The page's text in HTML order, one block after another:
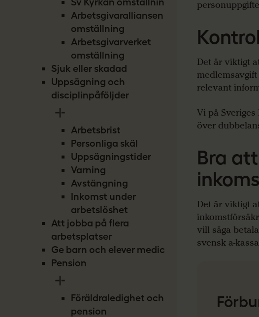
Arbetsgivaralliansen
omställning
Arbetsgivarverket
omställning
Sjuk eller skadad
Uppsägning och
disciplinpåföljder
Arbetsbrist
Personliga skäl
Uppsägningstider
Varning
Avstängning
Inkomst under
arbetslöshet
Att jobba på flera
arbetsplatser
Ge barn och elever medicin
Pension
Föräldraledighet och
pension
Det är viktigt
relevant
Vi på
över
Bra
Det är viktigt
vill säga
svensk a-